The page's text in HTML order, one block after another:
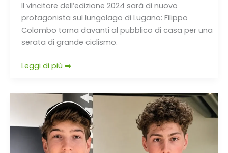
Il vincitore dell’edizione 2024 sarà di nuovo
protagonista sul lungolago di Lugano: Filippo
Colombo torna davanti al pubblico di casa per una
serata di grande ciclismo.
Leggi di più ➡️
Pradella
e
Timothy
Calcagni